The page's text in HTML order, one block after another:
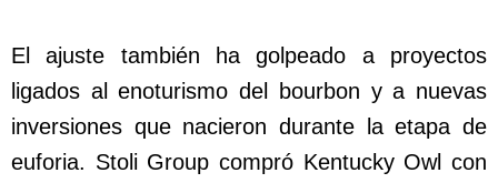
El ajuste también ha golpeado a proyectos
ligados al enoturismo del bourbon y a nuevas
inversiones que nacieron durante la etapa de
euforia. Stoli Group compró Kentucky Owl con